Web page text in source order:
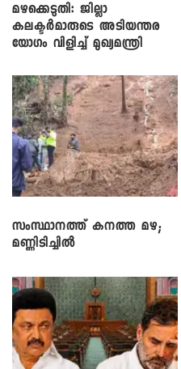
മഴക്കെടുതി: ജില്ലാ
കലക്ടർമാരുടെ അടിയന്തര
യോഗം വിളിച്ച് മുഖ്യമന്ത്രി
സംസ്ഥാനത്ത് കനത്ത മഴ;
മണ്ണിടിച്ചിൽ